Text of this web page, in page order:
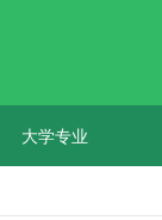
大学专业